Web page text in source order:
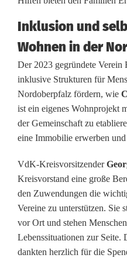
t
ü
t
z
t
s
o
z
i
a
l
e
Inklusion und
Wohnen in der
Der 2023 gegründete Verein
inklusive Strukturen für
Nordoberpfalz fördern, wie
ist ein eigenes Wohnprojekt
der Gemeinschaft zu
eine Immobilie erwerben
VdK-Kreisvorsitzender
Kreisvorstand eine große
den Zuwendungen die
Vereine zu unterstützen. Sie
vor Ort und stehen
Lebenssituationen zur Seite.
dankten herzlich für die